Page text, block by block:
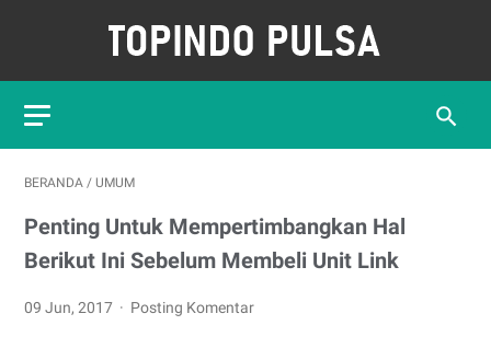
BERANDA / UMUM
Penting Untuk Mempertimbangkan Hal
Berikut Ini Sebelum Membeli Unit Link
09 Jun, 2017 Posting Komentar